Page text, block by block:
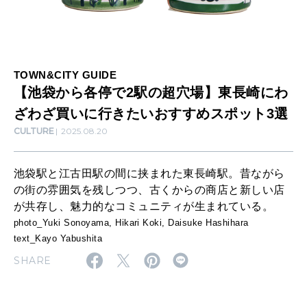
SUSTAINABLE
自分を耕す
WORK&MONEY
超
穴
場
】
東
長
崎
に
わ
TOWN&CITY GUIDE
【池袋から各停で2駅の超穴場】東長崎にわ
ざわざ買いに行きたいおすすめスポット3選
CULTURE 2025.08.20
池袋駅と江古田駅の間に挟まれた東長崎駅。昔ながら
の街の雰囲気を残しつつ、古くからの商店と新しい店
が共存し、魅力的なコミュニティが生まれている。
photo_Yuki Sonoyama, Hikari Koki, Daisuke Hashihara
text_Kayo Yabushita
SHARE